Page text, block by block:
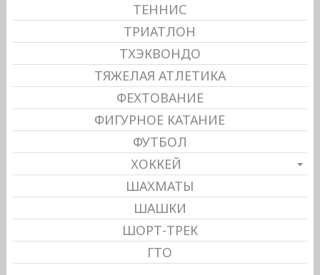
ТЕННИС
ТРИАТЛОН
ТХЭКВОНДО
ТЯЖЕЛАЯ АТЛЕТИКА
ФЕХТОВАНИЕ
ФИГУРНОЕ КАТАНИЕ
ФУТБОЛ
ХОККЕЙ
ШАХМАТЫ
ШАШКИ
ШОРТ-ТРЕК
ГТО